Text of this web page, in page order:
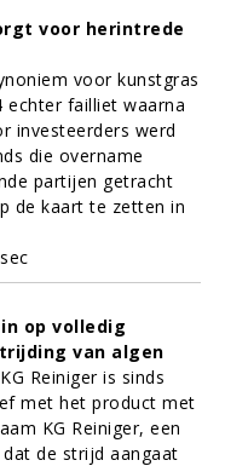
voor herintrede
voor kunstgras
echter failliet waarna
investeerders werd
die overname
partijen getracht
de kaart te zetten in
op volledig
van algen
Reiniger is sinds
met het product met
KG Reiniger, een
de strijd aangaat